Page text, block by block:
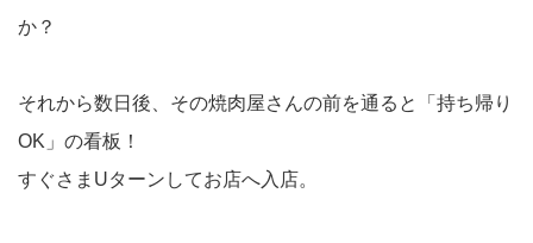
か？
それから数日後、その焼肉屋さんの前を通ると「持ち帰り
OK」の看板！
すぐさまUターンしてお店へ入店。